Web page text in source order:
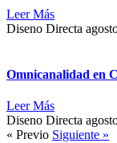
Leer Más
Diseno Directa
Omnicanalidad en
Leer Más
Diseno Directa
« Previo Siguiente »